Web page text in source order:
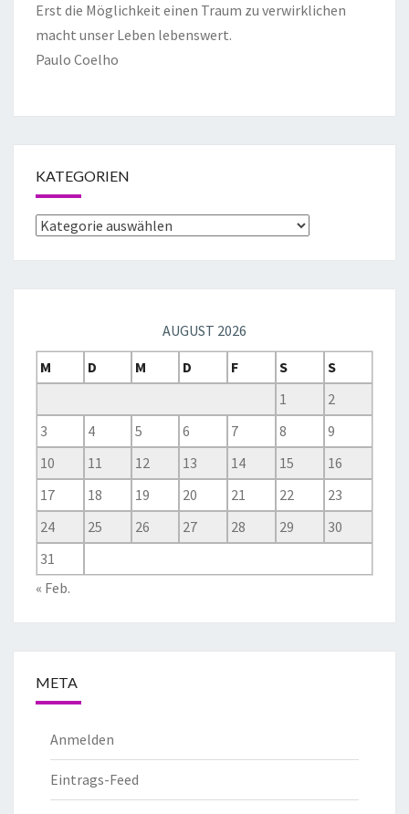
Erst die Möglichkeit einen Traum zu verwirklichen
macht unser Leben lebenswert.
Paulo Coelho
KATEGORIEN
AUGUST 2026
M
D M D F S
S
1
2
3
4 5 6 7 8
9
10
11 12 13 14 15
16
17
18 19 20 21 22
23
24
25 26 27 28 29
30
31
« Feb.
META
Anmelden
Eintrags-Feed